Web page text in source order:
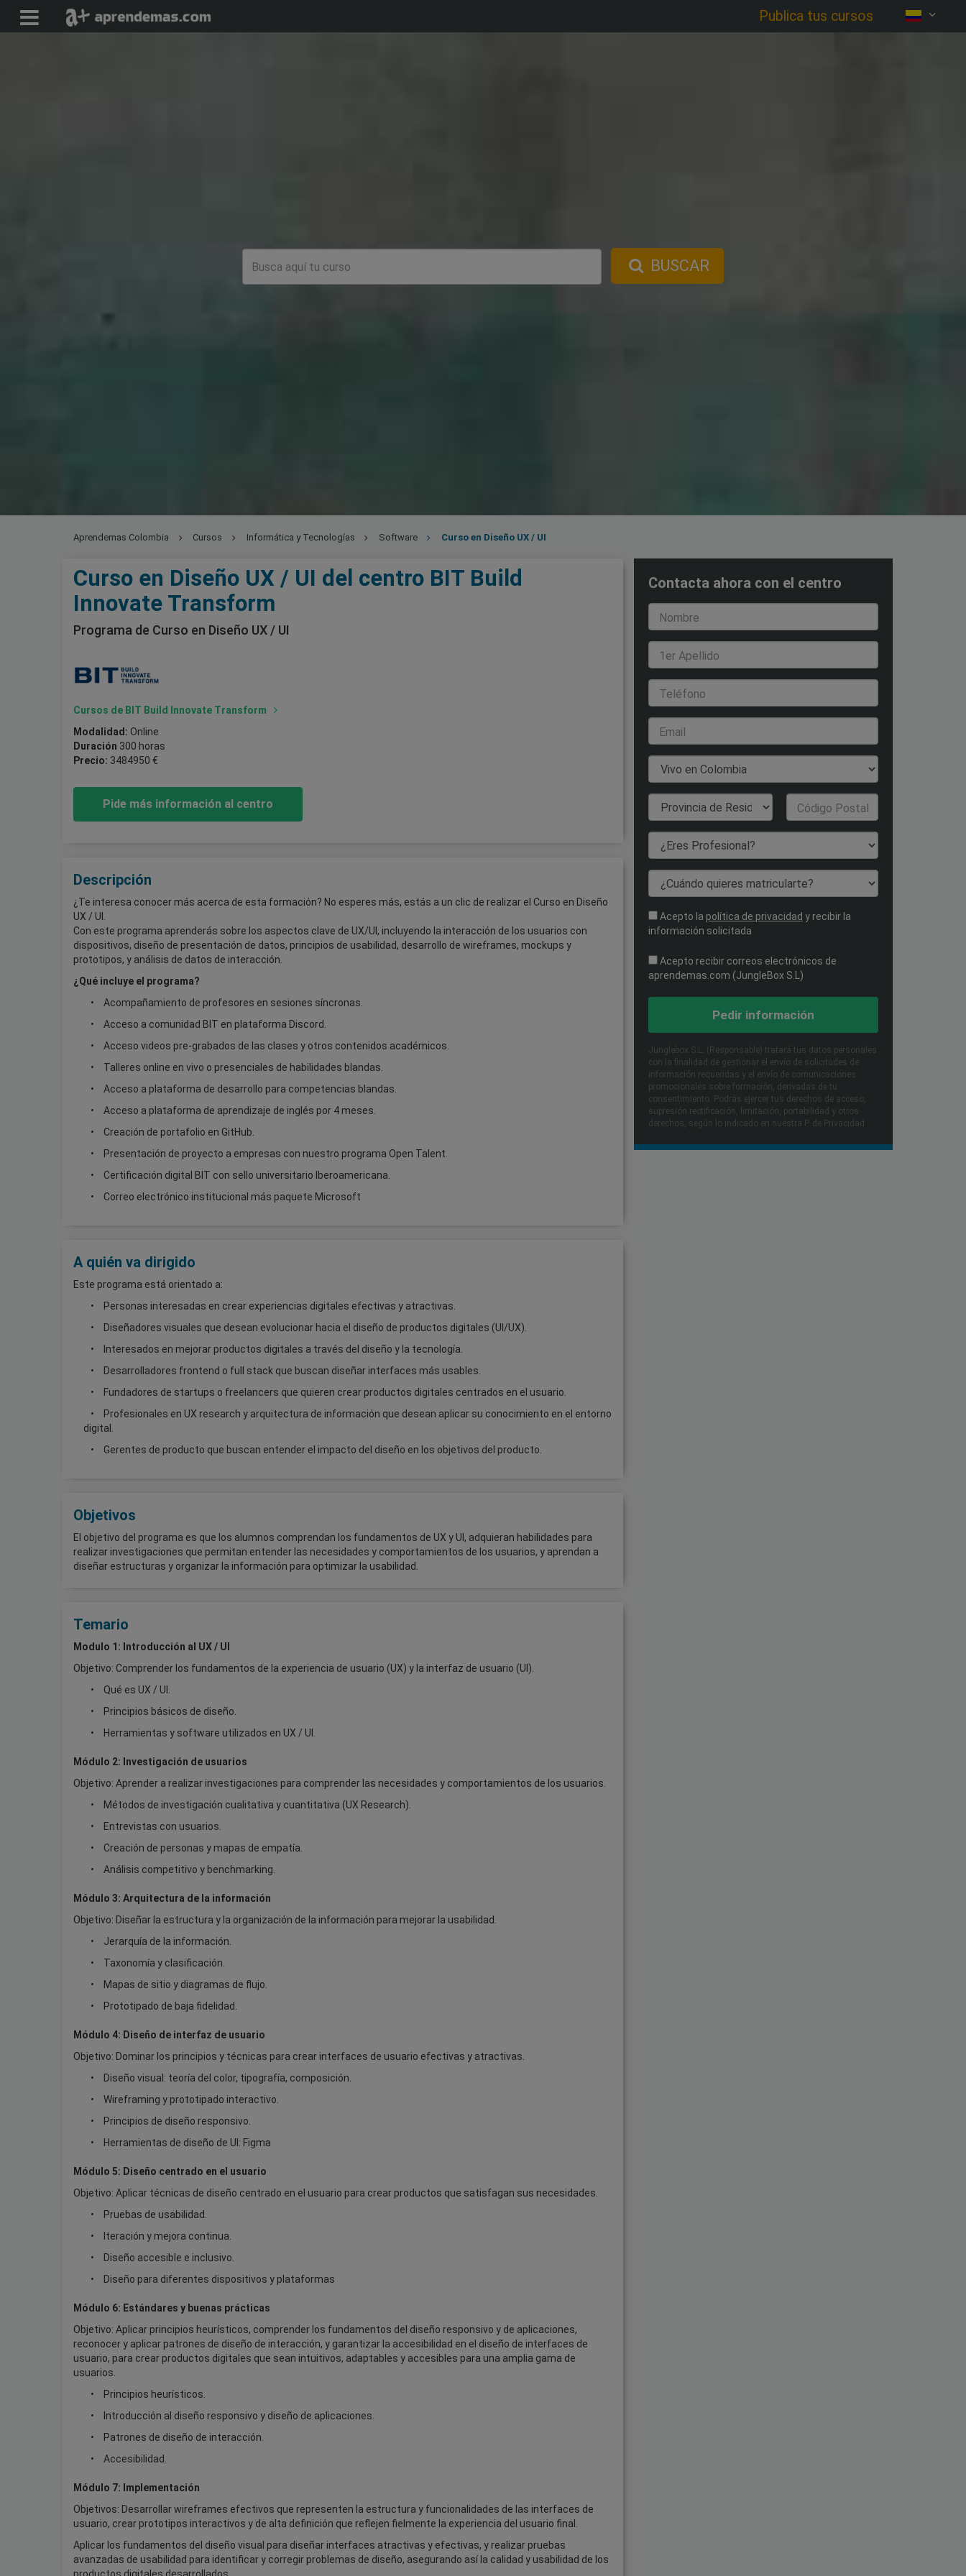
Publica tus cursos
BUSCAR
Aprendemas Colombia Cursos Informática y Tecnologías Software Curso en Diseño UX / UI
Curso en Diseño UX / UI del centro BIT Build
Innovate Transform
Programa de Curso en Diseño UX / UI
Cursos de BIT Build Innovate Transform
Modalidad: Online
Duración 300 horas
Precio: 3484950 €
Pide más información al centro
Descripción
¿Te interesa conocer más acerca de esta formación? No esperes más, estás a un clic de realizar el Curso en Diseño
UX / UI.
Con este programa aprenderás sobre los aspectos clave de UX/UI, incluyendo la interacción de los usuarios con
dispositivos, diseño de presentación de datos, principios de usabilidad, desarrollo de wireframes, mockups y
prototipos, y análisis de datos de interacción.
¿Qué incluye el programa?
Acompañamiento de profesores en sesiones síncronas.
Acceso a comunidad BIT en plataforma Discord.
Acceso videos pre-grabados de las clases y otros contenidos académicos.
Talleres online en vivo o presenciales de habilidades blandas.
Acceso a plataforma de desarrollo para competencias blandas.
Acceso a plataforma de aprendizaje de inglés por 4 meses.
Creación de portafolio en GitHub.
Presentación de proyecto a empresas con nuestro programa Open Talent.
Certificación digital BIT con sello universitario Iberoamericana.
Correo electrónico institucional más paquete Microsoft
A quién va dirigido
Este programa está orientado a:
Personas interesadas en crear experiencias digitales efectivas y atractivas.
Diseñadores visuales que desean evolucionar hacia el diseño de productos digitales (UI/UX).
Interesados en mejorar productos digitales a través del diseño y la tecnología.
Desarrolladores frontend o full stack que buscan diseñar interfaces más usables.
Fundadores de startups o freelancers que quieren crear productos digitales centrados en el usuario.
Profesionales en UX research y arquitectura de información que desean aplicar su conocimiento en el entorno
digital.
Gerentes de producto que buscan entender el impacto del diseño en los objetivos del producto.
Objetivos
El objetivo del programa es que los alumnos comprendan los fundamentos de UX y UI, adquieran habilidades para
realizar investigaciones que permitan entender las necesidades y comportamientos de los usuarios, y aprendan a
diseñar estructuras y organizar la información para optimizar la usabilidad.
Temario
Modulo 1: Introducción al UX / UI
Objetivo: Comprender los fundamentos de la experiencia de usuario (UX) y la interfaz de usuario (UI).
Qué es UX / UI.
Principios básicos de diseño.
Herramientas y software utilizados en UX / UI.
Módulo 2: Investigación de usuarios
Objetivo: Aprender a realizar investigaciones para comprender las necesidades y comportamientos de los usuarios.
Métodos de investigación cualitativa y cuantitativa (UX Research).
Entrevistas con usuarios.
Creación de personas y mapas de empatía.
Análisis competitivo y benchmarking.
Módulo 3: Arquitectura de la información
Objetivo: Diseñar la estructura y la organización de la información para mejorar la usabilidad.
Jerarquía de la información.
Taxonomía y clasificación.
Mapas de sitio y diagramas de flujo.
Prototipado de baja fidelidad.
Módulo 4: Diseño de interfaz de usuario
Objetivo: Dominar los principios y técnicas para crear interfaces de usuario efectivas y atractivas.
Diseño visual: teoría del color, tipografía, composición.
Wireframing y prototipado interactivo.
Principios de diseño responsivo.
Herramientas de diseño de UI: Figma
Módulo 5: Diseño centrado en el usuario
Objetivo: Aplicar técnicas de diseño centrado en el usuario para crear productos que satisfagan sus necesidades.
Pruebas de usabilidad.
Iteración y mejora continua.
Diseño accesible e inclusivo.
Diseño para diferentes dispositivos y plataformas
Módulo 6: Estándares y buenas prácticas
Objetivo: Aplicar principios heurísticos, comprender los fundamentos del diseño responsivo y de aplicaciones,
reconocer y aplicar patrones de diseño de interacción, y garantizar la accesibilidad en el diseño de interfaces de
usuario, para crear productos digitales que sean intuitivos, adaptables y accesibles para una amplia gama de
usuarios.
Principios heurísticos.
Introducción al diseño responsivo y diseño de aplicaciones.
Patrones de diseño de interacción.
Accesibilidad.
Módulo 7: Implementación
Objetivos: Desarrollar wireframes efectivos que representen la estructura y funcionalidades de las interfaces de
usuario, crear prototipos interactivos y de alta definición que reflejen fielmente la experiencia del usuario final.
Aplicar los fundamentos del diseño visual para diseñar interfaces atractivas y efectivas, y realizar pruebas
avanzadas de usabilidad para identificar y corregir problemas de diseño, asegurando así la calidad y usabilidad de los
Contacta ahora con el centro
Nombre
1er Apellido
Teléfono
Email
País de Residencia
Provincia de
Residencia
Código Postal
¿Eres Profesional?
¿Cuándo quieres matricularte?
Acepto la política de privacidad y recibir la
información solicitada
Acepto recibir correos electrónicos de
aprendemas.com (JungleBox S.L)
Pedir información
Junglebox S.L. (Responsable) tratará tus datos personales
con la finalidad de gestionar el envío de solicitudes de
información requeridas y el envío de comunicaciones
promocionales sobre formación, derivadas de tu
consentimiento. Podrás ejercer tus derechos de acceso,
supresión rectificación, limitación, portabilidad y otros
derechos, según lo indicado en nuestra P. de Privacidad​